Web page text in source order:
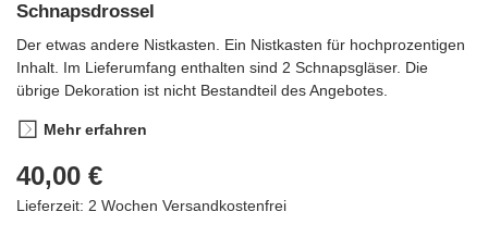
Schnapsdrossel
Der etwas andere Nistkasten. Ein Nistkasten für hochprozentigen
Inhalt. Im Lieferumfang enthalten sind 2 Schnapsgläser. Die
übrige Dekoration ist nicht Bestandteil des Angebotes.
Mehr erfahren
40,00 €
Lieferzeit: 2 Wochen Versandkostenfrei